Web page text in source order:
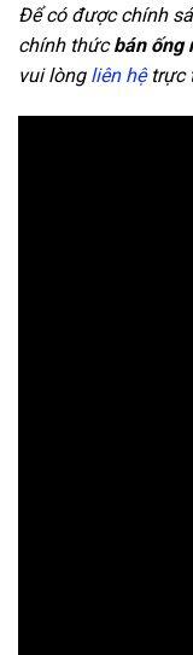
Để có được chính
chính thứcbán ống
vui lòng liên hệtrực